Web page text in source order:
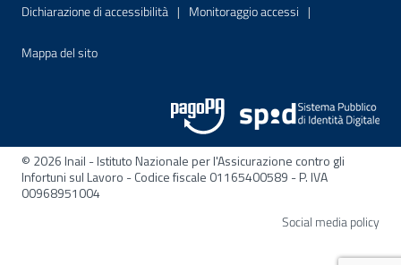
Dichiarazione di accessibilità Sito interno - Apre in una nuova finestra
Monitoraggio accessi Sito interno -
Mappa del sitoSito interno - Apre nella stessa finestra
© 2026 Inail - Istituto Nazionale per l'Assicurazione contro gli
Infortuni sul Lavoro - Codice fiscale 01165400589 - P. IVA
00968951004
Social media policy